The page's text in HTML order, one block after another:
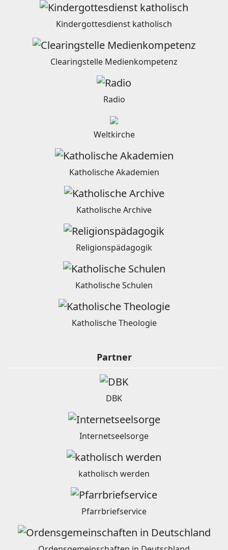
Kindergottesdienst katholisch
Clearingstelle Medienkompetenz
Radio
Weltkirche
Katholische Akademien
Katholische Archive
Religionspädagogik
Katholische Schulen
Katholische Theologie
Partner
DBK
Internetseelsorge
katholisch werden
Pfarrbriefservice